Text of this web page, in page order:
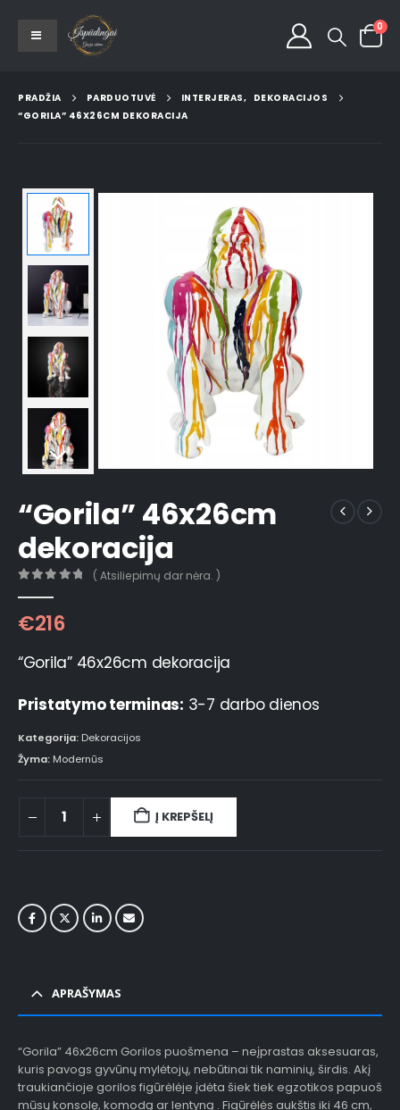
0
PRADŽIA PARDUOTUVĖ INTERJERAS, DEKORACIJOS
“GORILA” 46X26CM DEKORACIJA
“Gorila” 46x26cm
dekoracija
( Atsiliepimų dar nėra. )
€216
“Gorila” 46x26cm dekoracija
Pristatymo terminas: 3-7 darbo dienos
Kategorija: Dekoracijos
Žyma: Modernūs
Į KREPŠELĮ
APRAŠYMAS
“Gorila” 46x26cm Gorilos puošmena – neįprastas aksesuaras,
kuris pavogs gyvūnų mylėtojų, nebūtinai tik naminių, širdis. Akį
traukiančioje gorilos figūrėlėje įdėta šiek tiek egzotikos papuoš
mūsų konsolę, komodą ar lentyną . Figūrėlės aukštis iki 46 cm,